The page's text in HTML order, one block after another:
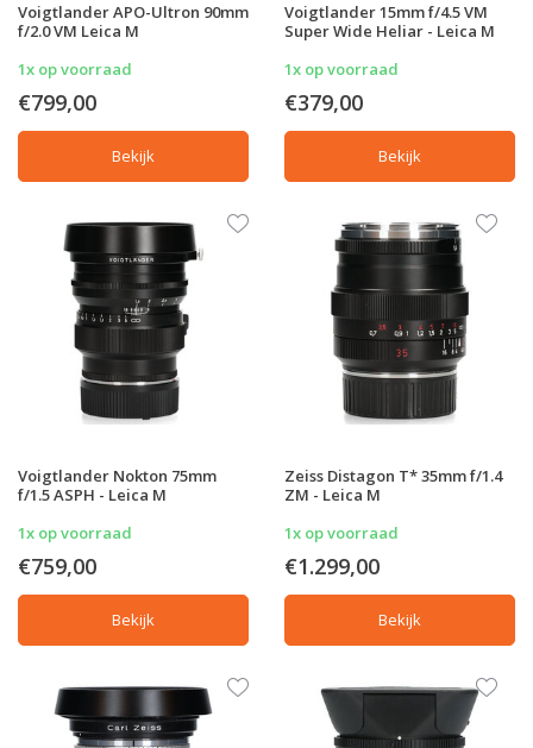
Voigtlander APO-Ultron 90mm
f/2.0 VM Leica M
1x op voorraad
€799,00
Bekijk
Voigtlander 15mm f/4.5 VM
Super Wide Heliar - Leica M
1x op voorraad
€379,00
Bekijk
Voigtlander Nokton 75mm
f/1.5 ASPH - Leica M
1x op voorraad
€759,00
Bekijk
Zeiss Distagon T* 35mm f/1.4
ZM - Leica M
1x op voorraad
€1.299,00
Bekijk